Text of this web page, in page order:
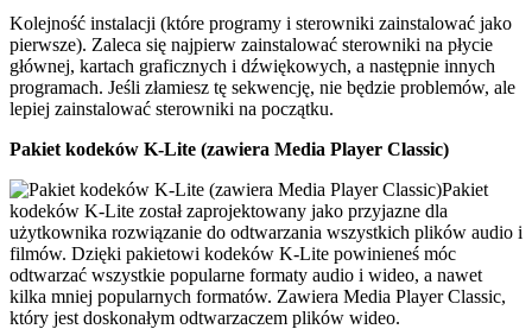
Kolejność instalacji (które programy i sterowniki zainstalować jako
pierwsze). Zaleca się najpierw zainstalować sterowniki na płycie
głównej, kartach graficznych i dźwiękowych, a następnie innych
programach. Jeśli złamiesz tę sekwencję, nie będzie problemów, ale
lepiej zainstalować sterowniki na początku.
Pakiet kodeków K-Lite (zawiera Media Player Classic)
Pakiet
kodeków K-Lite został zaprojektowany jako przyjazne dla
użytkownika rozwiązanie do odtwarzania wszystkich plików audio i
filmów. Dzięki pakietowi kodeków K-Lite powinieneś móc
odtwarzać wszystkie popularne formaty audio i wideo, a nawet
kilka mniej popularnych formatów. Zawiera Media Player Classic,
który jest doskonałym odtwarzaczem plików wideo.